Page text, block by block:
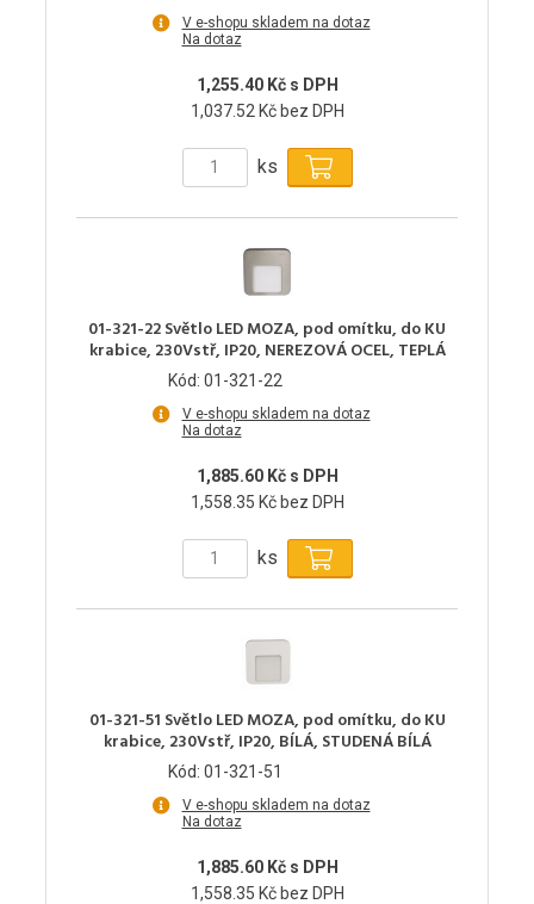
V e-shopu skladem na dotaz
Na dotaz
1,255.40 Kč s DPH
1,037.52 Kč bez DPH
ks
01-321-22 Světlo LED MOZA, pod omítku, do KU
krabice, 230Vstř, IP20, NEREZOVÁ OCEL, TEPLÁ
Kód: 01-321-22
V e-shopu skladem na dotaz
Na dotaz
1,885.60 Kč s DPH
1,558.35 Kč bez DPH
ks
01-321-51 Světlo LED MOZA, pod omítku, do KU
krabice, 230Vstř, IP20, BÍLÁ, STUDENÁ BÍLÁ
Kód: 01-321-51
V e-shopu skladem na dotaz
Na dotaz
1,885.60 Kč s DPH
1,558.35 Kč bez DPH